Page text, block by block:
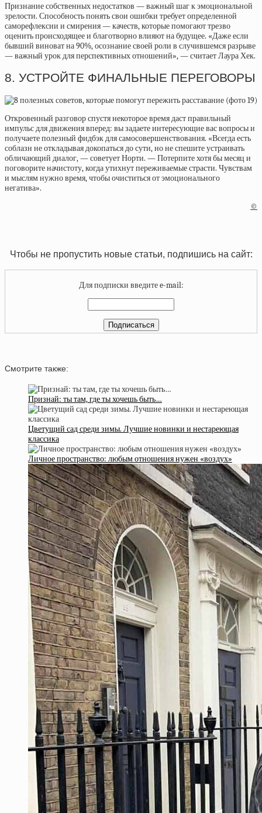
Признание собственных недостатков — важный шаг к эмоциональной
зрелости. Способность понять свои ошибки требует определенной
саморефлексии и смирения — качеств, которые помогают трезво
оценить происходящее и благотворно влияют на будущее. «Даже если
бывший виноват на 90%, осознание своей роли в случившемся разрыве
— важный урок для перспективных отношений», — считает Лаура Хек.
8. УСТРОЙТЕ ФИНАЛЬНЫЕ ПЕРЕГОВОРЫ
Откровенный разговор спустя некоторое время даст правильный
импульс для движения вперед: вы задаете интересующие вас вопросы и
получаете полезный фидбэк для самосовершенствования. «Всегда есть
соблазн не откладывая докопаться до сути, но не спешите устраивать
обличающий диалог, — советует Норти. — Потерпите хотя бы месяц и
поговорите начистоту, когда утихнут переживаемые страсти. Чувствам
и мыслям нужно время, чтобы очиститься от эмоционального
негатива».
©
Чтобы не пропустить новые статьи, подпишись на сайт:
Для подписки введите e-mail:
Смотрите также:
Признай: ты там, где ты хочешь быть…
Цветущий сад среди зимы. Лучшие новинки и нестареющая
классика
Личное пространство: любым отношения нужен «воздух»